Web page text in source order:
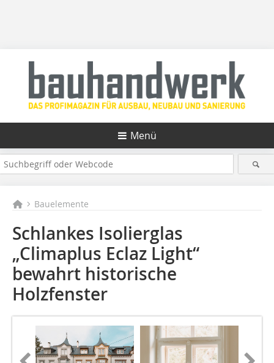
Menü
Bauelemente
Schlankes Isolierglas
„Climaplus Eclaz Light“
bewahrt historische
Holzfenster